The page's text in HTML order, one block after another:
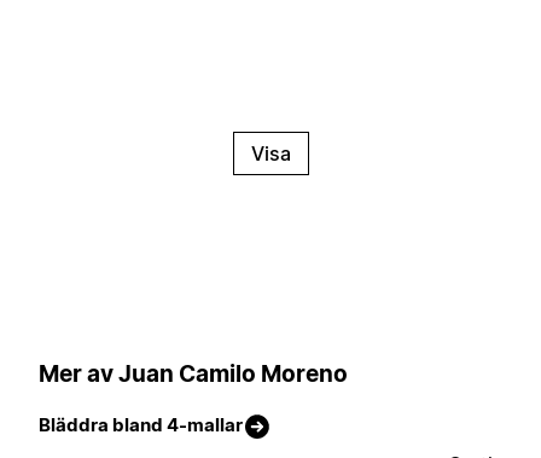
Visa
Mer av Juan Camilo Moreno
Bläddra bland 4-mallar